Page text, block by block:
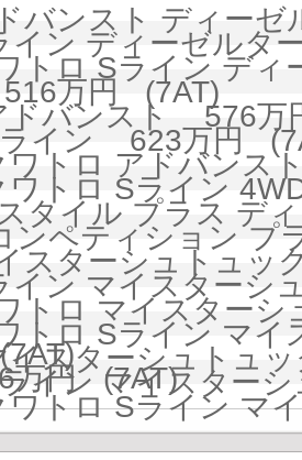
バンスト ディー
イン ディーゼル
トロ Sライン デ
万円 (7AT)
ドバンスト 576万
ライン 623万円
ワトロ アドバン
ワトロ Sライン
タイル プラス
ンペティション
スターシュトュ
イン マイスター
トロ マイスター
トロ Sライン マ
円 (7AT)
イスターシュトュ
イン マイスター
ワトロ Sライン